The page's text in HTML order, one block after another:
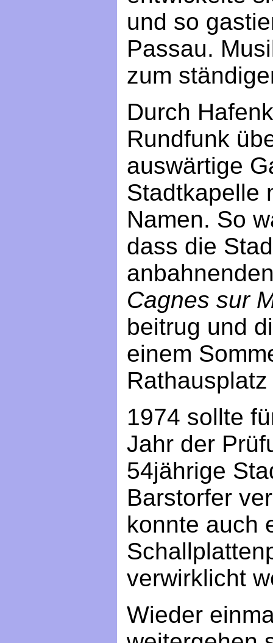
und so
Passau.
zum
Durch
Rundfunk
auswärtige
Stadtkapelle
Namen. So
dass die
Cagnes sur
beitrug und
einem
1974 sollte
Jahr der
54jährige
Barstorfer
konnte auch
verwirklicht
Wieder